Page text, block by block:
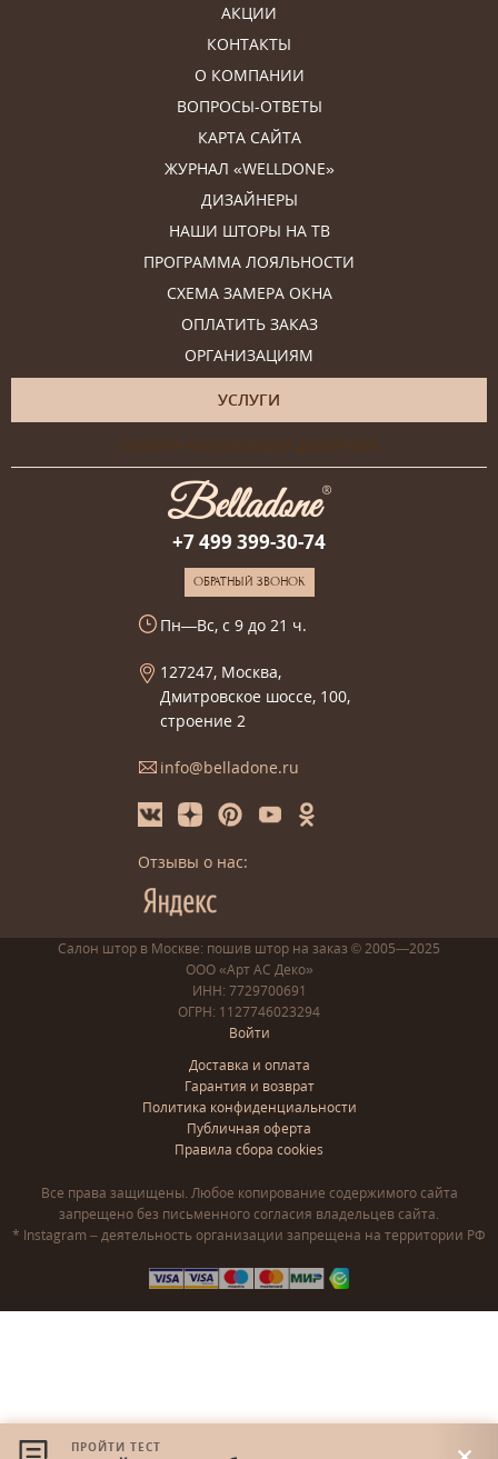
АКЦИИ
КОНТАКТЫ
О КОМПАНИИ
ВОПРОСЫ-ОТВЕТЫ
КАРТА САЙТА
ЖУРНАЛ «WELLDONE»
ДИЗАЙНЕРЫ
НАШИ ШТОРЫ НА ТВ
ПРОГРАММА ЛОЯЛЬНОСТИ
СХЕМА ЗАМЕРА ОКНА
ОПЛАТИТЬ ЗАКАЗ
ОРГАНИЗАЦИЯМ
УСЛУГИ
Онлайн-консультация дизайнера
+7 499 399-30-74
ОБРАТНЫЙ ЗВОНОК
Пн—Вс, с 9 до 21 ч.
127247, Москва,
Дмитровское шоссе, 100,
строение 2
info@belladone.ru
Отзывы о нас:
Салон штор в Москве: пошив штор на заказ © 2005—2025
ООО «Арт АС Деко»
ИНН: 7729700691
ОГРН: 1127746023294
Войти
Доставка и оплата
Гарантия и возврат
Политика конфиденциальности
Публичная оферта
Правила сбора cookies
Все права защищены. Любое копирование содержимого сайта
запрещено без письменного согласия владельцев сайта.
* Instagram – деятельность организации запрещена на территории РФ
ПРОЙТИ ТЕСТ